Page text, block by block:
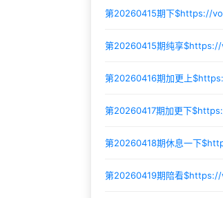
第20260415期下$https://
第20260415期纯享$https://
第20260416期加更上$
第20260417期加更下$
第20260418期休息一下$
第20260419期陪看$https://